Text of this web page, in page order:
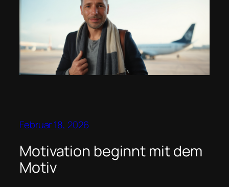
Februar 18, 2026
Motivation beginnt mit dem
Motiv